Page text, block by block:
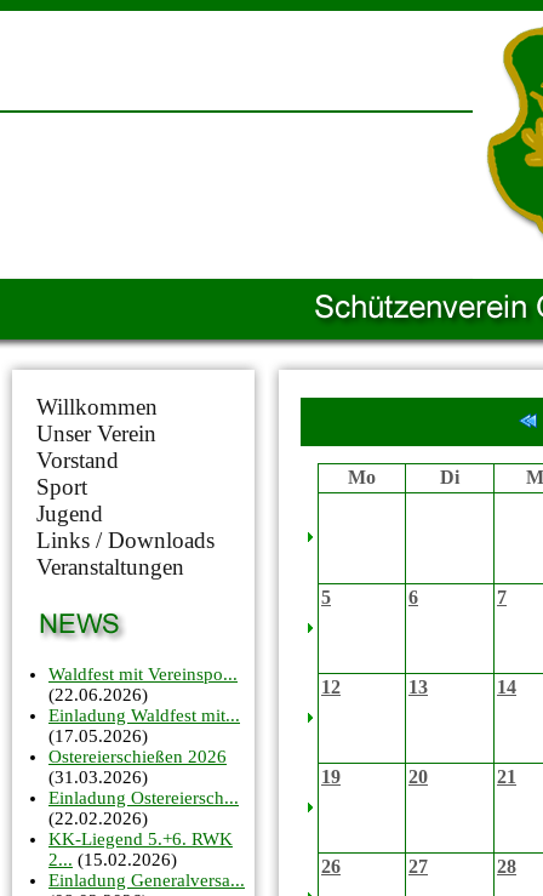
Willkommen
Unser Verein
Vorstand
Sport
Jugend
Links / Downloads
Veranstaltungen
Waldfest mit Vereinspo...
(22.06.2026)
Einladung Waldfest mit...
(17.05.2026)
Ostereierschießen 2026
(31.03.2026)
Einladung Ostereiersch...
(22.02.2026)
KK-Liegend 5.+6. RWK
2... (15.02.2026)
Einladung Generalversa...
Mo Di
5 6 7
12 13 14
19 20 21
26 27 28